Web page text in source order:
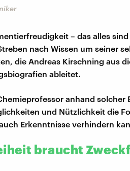
– das alles
nach Wissen um seiner
die Andreas Kirschning aus
ableitet.
anhand solcher
und Nützlichkeit die
Erkenntnisse verhindern
braucht